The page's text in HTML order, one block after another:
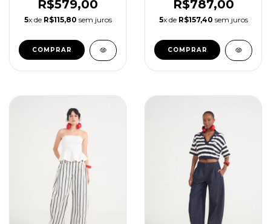
R$579,00
5x de R$115,80 sem juros
COMPRAR
R$787,00
5x de R$157,40 sem juros
COMPRAR